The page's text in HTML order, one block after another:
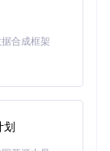
合成框架
划